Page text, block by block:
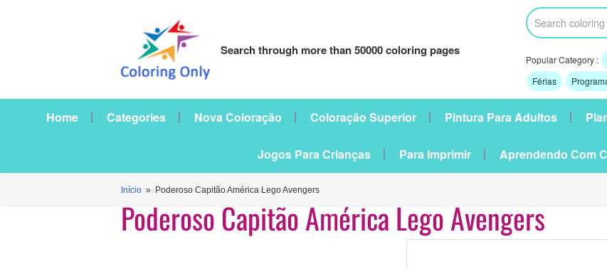
Search through more than 50000 coloring pages
Popular Category :
Férias
Home Categories Nova Coloração Coloração Superior Pintura Para Adultos
Jogos Para Crianças Para Imprimir Aprendendo Com
Início » Poderoso Capitão América Lego Avengers
Poderoso Capitão América Lego Avengers